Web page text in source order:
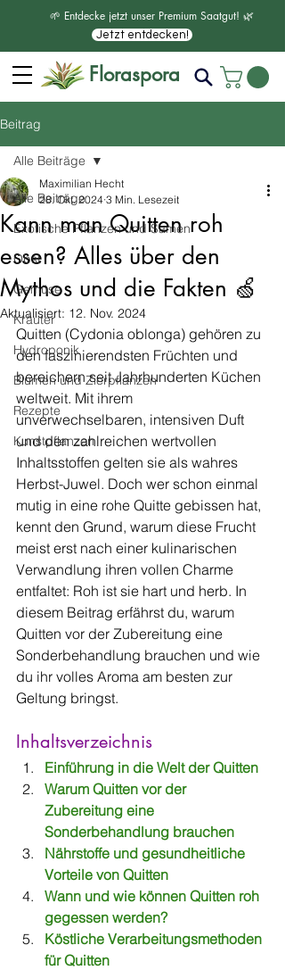
🌱 Entdecke jetzt unser Premium Saatgut! 🌿
Jetzt entdecken!
Floraspora
Beitrag
Alle Beiträge
Exotische Pflanzen und Samen
Obst
Gemüse
Kräuter
Hydroponik
Blumen und Zierpflanzen
Rezepte
Kunstpflanzen
Alle Beiträge
Kann man Quitten roh
essen? Alles über den
Mythos und die Fakten 🍏
Maximilian Hecht
28. Okt. 2024 3 Min. Lesezeit
Aktualisiert: 12. Nov. 2024
Quitten (Cydonia oblonga) gehören zu
den faszinierendsten Früchten und
bereichern seit Jahrhunderten Küchen
weltweit. Mit ihrem
unverwechselbaren, intensiven Duft
und den zahlreichen wertvollen
Inhaltsstoffen gelten sie als wahres
Herbst-Juwel. Doch wer schon einmal
mutig in eine rohe Quitte gebissen hat,
kennt den Grund, warum diese Frucht
meist erst nach einer kulinarischen
Verwandlung ihren vollen Charme
entfaltet: Roh ist sie hart und herb. In
diesem Beitrag erfährst du, warum
Quitten vor der Zubereitung eine
Sonderbehandlung brauchen und wie
du ihr volles Aroma am besten zur
Geltung bringst.
Inhaltsverzeichnis
Einführung in die Welt der Quitten
Warum Quitten vor der
Zubereitung eine
Sonderbehandlung brauchen
Nährstoffe und gesundheitliche
Vorteile von Quitten
Wann und wie können Quitten roh
gegessen werden?
Köstliche Verarbeitungsmethoden
für Quitten